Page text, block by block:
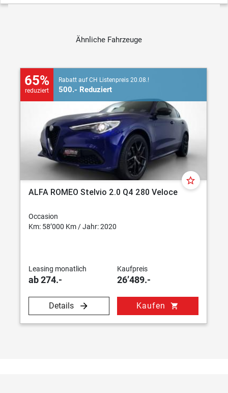
Ähnliche Fahrzeuge
65%
reduziert
Rabatt auf CH Listenpreis 20.08.!
500.- Reduziert
star_border
ALFA ROMEO Stelvio 2.0 Q4 280 Veloce
Occasion
Km: 58’000 Km / Jahr: 2020
Leasing monatlich
ab 274.-
Kaufpreis
26’489.-
Details Kaufen shopping_cart